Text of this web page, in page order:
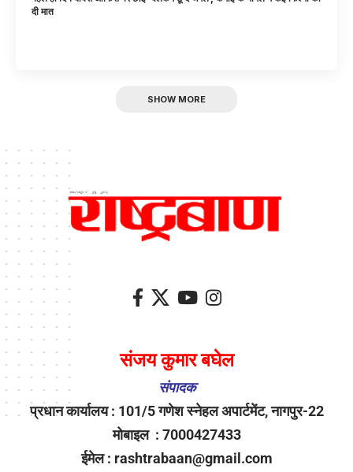
दी मात
SHOW MORE
संजय कुमार बघेल
संपादक
प्रधान कार्यालय : 101/5 गणेश स्नेहल अपार्टमेंट, नागपुर-22
मोबाइल : 7000427433
ईमेल : rashtrabaan@gmail.com